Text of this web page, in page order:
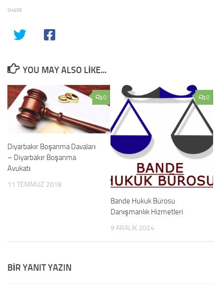
SHARE
YOU MAY ALSO LIKE...
0
Diyarbakır Boşanma Davaları
– Diyarbakır Boşanma
Avukatı
11 TEMMUZ 2018
0
Bande Hukuk Bürosu
Danışmanlık Hizmetleri
9 ARALIK 2024
BIR YANIT YAZIN